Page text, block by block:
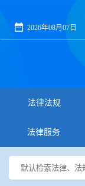
2026年08月07日
法律法规
法律服务